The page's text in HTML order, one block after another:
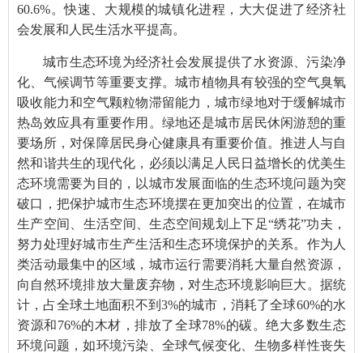
60.6%。快速、大规模的城镇化进程，大大促进了经济社
会发展和人民生活水平提高。
城市生态环境为经济社会发展提供了水资源、污染净
化、气候调节等重要支撑。城市植物具有较强的空气臭氧
吸收能力和空气颗粒物滞留能力，城市绿地对于缓解城市
热岛效应具有重要作用。绿地还是城市居民休闲游憩的重
要场所，对保障居民身心健康具有重要价值。推进人与自
然和谐共生的现代化，必须以满足人民日益增长的优美生
态环境需要为目的，以城市发展面临的生态环境问题为突
破口，把保护城市生态环境摆在更加突出的位置，在城市
生产空间、生活空间、生态空间规划上下足“绣花”功夫，
努力处理好城市生产生活和生态环境保护的关系。 作为人
类活动最集中的区域，城市运行需要消耗大量自然资源，
向自然环境排放大量废弃物，对生态环境影响巨大。据统
计，占全球土地面积不到 3%的城市，消耗了全球60%的水
资源和76%的木材，排放了全球78%的碳。绝大多数生态
环境问题，如环境污染、全球气候变化、生物多样性丧失